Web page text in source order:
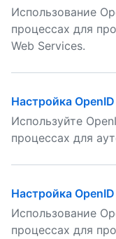
Использование
процессах для
Web Services.
Настройка
Используйте
процессах для
Настройка
Использование
процессах для